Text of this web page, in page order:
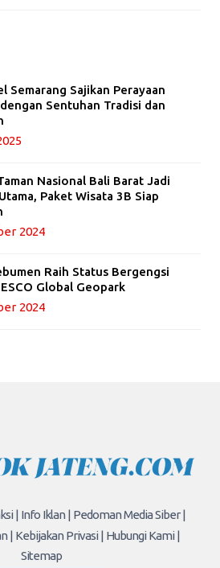
Semarang Sajikan Perayaan
Sentuhan Tradisi dan
Nasional Bali Barat Jadi
Paket Wisata 3B Siap
2024
Raih Status Bergengsi
Global Geopark
2024
| Info Iklan | Pedoman Media Siber |
| Kebijakan Privasi | Hubungi Kami |
Sitemap